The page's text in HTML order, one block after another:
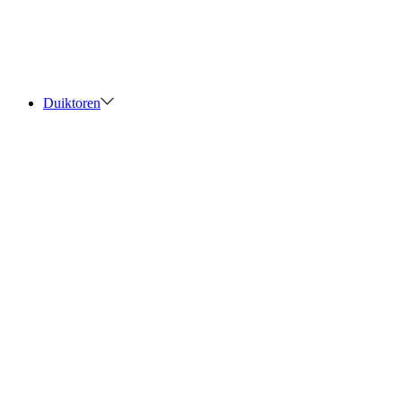
Duiktoren